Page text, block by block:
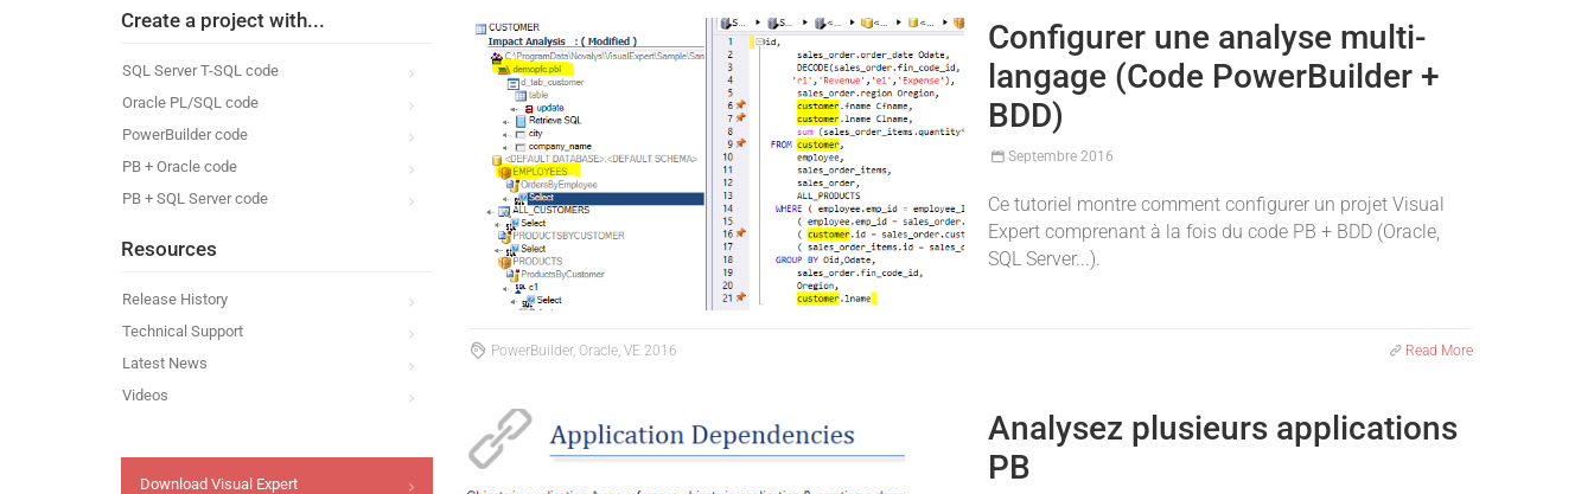
Configurer une analyse multi-
langage (Code PowerBuilder +
BDD)
Septembre 2016
Ce tutoriel montre comment configurer un projet Visual
Expert comprenant à la fois du code PB + BDD (Oracle,
SQL Server...).
PowerBuilder, Oracle, VE 2016 Read More
Analysez plusieurs applications
PB
Create a project with...
SQL Server T-SQL code
Oracle PL/SQL code
PowerBuilder code
PB + Oracle code
PB + SQL Server code
Resources
Release History
Technical Support
Latest News
Videos
Download Visual Expert